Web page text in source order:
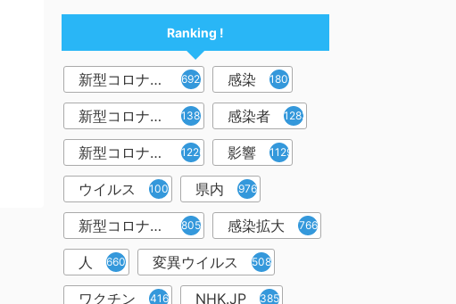
Ranking !
新型コロナウイルス 6921 感染 1809
新型コロナウィルス 1382 感染者 1283
新型コロナウイルス感染症 1226 影響 1129
ウイルス 1001 県内 976
新型コロナウイルス感染 805 感染拡大 766
人 660 変異ウイルス 508
ワクチン 416 NHK.JP 385